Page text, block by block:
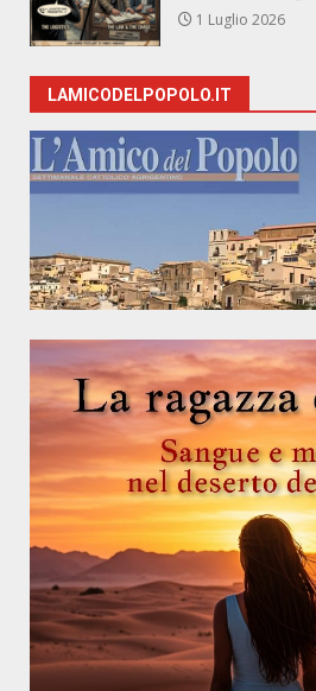
1 Luglio 2026
LAMICODELPOPOLO.IT